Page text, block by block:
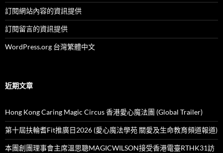
訂閱網站內容的資訊提供
訂閱留言的資訊提供
WordPress.org 台灣繁體中文
近期文章
Hong Kong Caring Magic Circus 香港愛心魔法團 (Global Trailer)
第十屆扶輪耆Fit推廣日2026 (愛心魔法學苑 關愛及生命教育頻道報道)
本團創團理事會主席溫思聰MAGICWILSON接受香港電臺RTHK31訪